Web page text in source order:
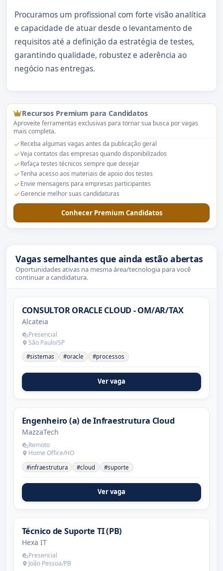
Procuramos um profissional com forte visão analítica
e capacidade de atuar desde o levantamento de
requisitos até a definição da estratégia de testes,
garantindo qualidade, robustez e aderência ao
negócio nas entregas.
Recursos Premium para Candidatos
Aproveite ferramentas exclusivas para tornar sua busca por vagas
mais completa.
Receba algumas vagas antes da publicação geral
Veja contatos das empresas quando disponibilizados
Refaça testes técnicos sempre que desejar
Tenha acesso aos materiais de apoio dos testes
Envie mensagens para empresas participantes
Gerencie melhor suas candidaturas
Conhecer Premium Candidatos
Vagas semelhantes que ainda estão abertas
Oportunidades ativas na mesma área/tecnologia para você
continuar a candidatura.
CONSULTOR ORACLE CLOUD - OM/AR/TAX
Alcateia
Presencial
São Paulo/SP
#sistemas #oracle #processos
Ver vaga
Engenheiro (a) de Infraestrutura Cloud
MazzaTech
Remoto
Home Office/HO
#infraestrutura #cloud #suporte
Ver vaga
Técnico de Suporte TI (PB)
Hexa IT
Presencial
João Pessoa/PB